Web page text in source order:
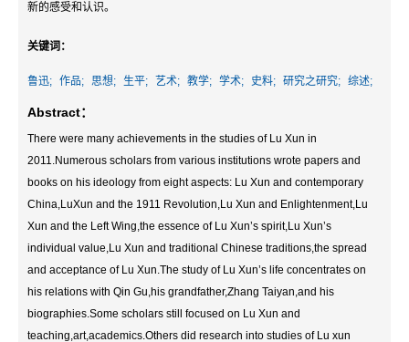
新的感受和认识。
关键词：
鲁迅; 作品; 思想; 生平; 艺术; 教学; 学术; 史料; 研究之研究; 综述;
Abstract：
There were many achievements in the studies of Lu Xun in
2011.Numerous scholars from various institutions wrote papers and
books on his ideology from eight aspects: Lu Xun and contemporary
China,LuXun and the 1911 Revolution,Lu Xun and Enlightenment,Lu
Xun and the Left Wing,the essence of Lu Xun’s spirit,Lu Xun’s
individual value,Lu Xun and traditional Chinese traditions,the spread
and acceptance of Lu Xun.The study of Lu Xun’s life concentrates on
his relations with Qin Gu,his grandfather,Zhang Taiyan,and his
biographies.Some scholars still focused on Lu Xun and
teaching,art,academics.Others did research into studies of Lu xun